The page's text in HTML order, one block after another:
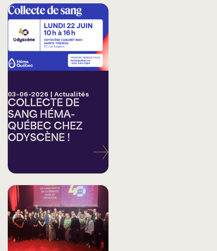
03-06-2026 | Actualités
COLLECTE DE
SANG HÉMA-
QUÉBEC CHEZ
ODYSCÈNE !